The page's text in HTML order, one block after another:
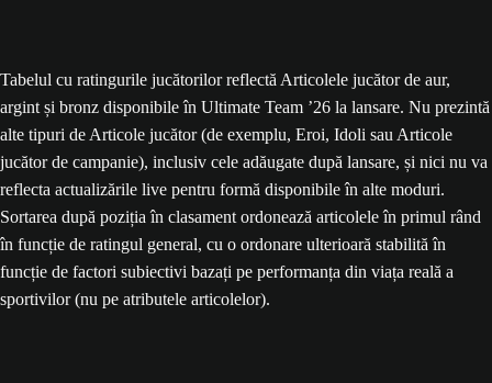
Tabelul cu ratingurile jucătorilor reflectă Articolele jucător de aur,
argint și bronz disponibile în Ultimate Team ’26 la lansare. Nu prezintă
alte tipuri de Articole jucător (de exemplu, Eroi, Idoli sau Articole
jucător de campanie), inclusiv cele adăugate după lansare, și nici nu va
reflecta actualizările live pentru formă disponibile în alte moduri.
Sortarea după poziția în clasament ordonează articolele în primul rând
în funcție de ratingul general, cu o ordonare ulterioară stabilită în
funcție de factori subiectivi bazați pe performanța din viața reală a
sportivilor (nu pe atributele articolelor).